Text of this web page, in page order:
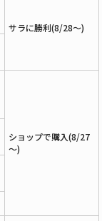
サラに勝利(8/28～)
ショップで購入(8/27
～)